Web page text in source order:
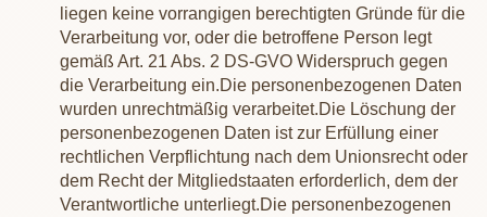
liegen keine vorrangigen berechtigten Gründe für die
Verarbeitung vor, oder die betroffene Person legt
gemäß Art. 21 Abs. 2 DS-GVO Widerspruch gegen
die Verarbeitung ein.Die personenbezogenen Daten
wurden unrechtmäßig verarbeitet.Die Löschung der
personenbezogenen Daten ist zur Erfüllung einer
rechtlichen Verpflichtung nach dem Unionsrecht oder
dem Recht der Mitgliedstaaten erforderlich, dem der
Verantwortliche unterliegt.Die personenbezogenen